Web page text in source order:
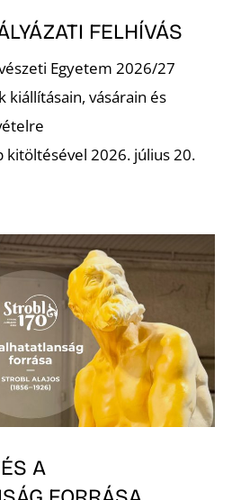
FELHÍVÁS
Egyetem 2026/27
kiállításain, vásárain és
kitöltésével 2026. július 20.
A